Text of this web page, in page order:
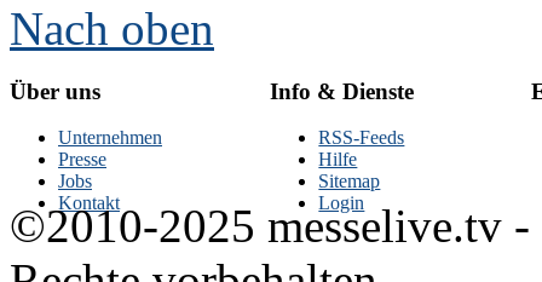
Nach oben
Über uns
Unternehmen
Presse
Jobs
Kontakt
Info & Dienste
RSS-Feeds
Hilfe
Sitemap
Login
©2010-2025 messelive.tv -